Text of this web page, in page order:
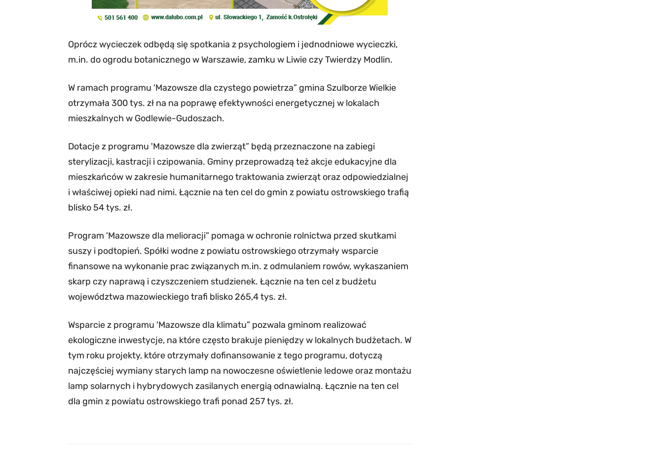
Oprócz wycieczek odbędą się spotkania z psychologiem i jednodniowe wycieczki,
m.in. do ogrodu botanicznego w Warszawie, zamku w Liwie czy Twierdzy Modlin.
W ramach programu 'Mazowsze dla czystego powietrza” gmina Szulborze Wielkie
otrzymała 300 tys. zł na na poprawę efektywności energetycznej w lokalach
mieszkalnych w Godlewie-Gudoszach.
Dotacje z programu 'Mazowsze dla zwierząt” będą przeznaczone na zabiegi
sterylizacji, kastracji i czipowania. Gminy przeprowadzą też akcje edukacyjne dla
mieszkańców w zakresie humanitarnego traktowania zwierząt oraz odpowiedzialnej
i właściwej opieki nad nimi. Łącznie na ten cel do gmin z powiatu ostrowskiego trafią
blisko 54 tys. zł.
Program 'Mazowsze dla melioracji” pomaga w ochronie rolnictwa przed skutkami
suszy i podtopień. Spółki wodne z powiatu ostrowskiego otrzymały wsparcie
finansowe na wykonanie prac związanych m.in. z odmulaniem rowów, wykaszaniem
skarp czy naprawą i czyszczeniem studzienek. Łącznie na ten cel z budżetu
województwa mazowieckiego trafi blisko 265,4 tys. zł.
Wsparcie z programu 'Mazowsze dla klimatu” pozwala gminom realizować
ekologiczne inwestycje, na które często brakuje pieniędzy w lokalnych budżetach. W
tym roku projekty, które otrzymały dofinansowanie z tego programu, dotyczą
najczęściej wymiany starych lamp na nowoczesne oświetlenie ledowe oraz montażu
lamp solarnych i hybrydowych zasilanych energią odnawialną. Łącznie na ten cel
dla gmin z powiatu ostrowskiego trafi ponad 257 tys. zł.